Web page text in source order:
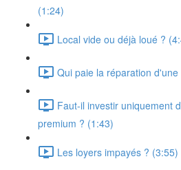
(1:24)
Local vide ou déjà loué ?
Qui paie la réparation
Faut-il investir uniquement
premium ? (1:43)
Les loyers impayés ? (3:55)